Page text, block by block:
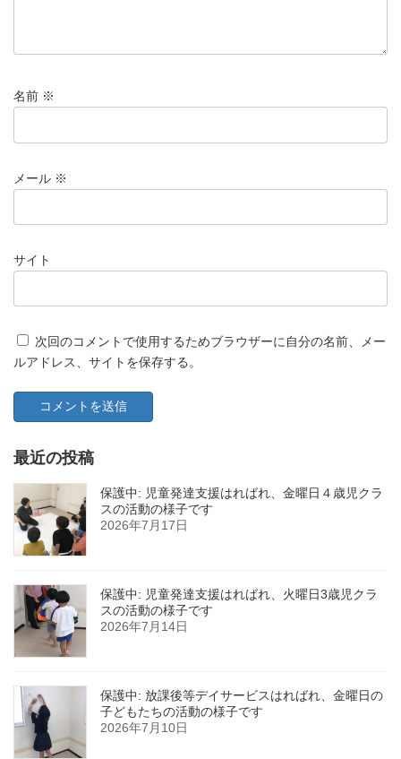
名前 ※
メール ※
サイト
次回のコメントで使用するためブラウザーに自分の名前、メー
ルアドレス、サイトを保存する。
最近の投稿
保護中: 児童発達支援はればれ、金曜日４歳児クラ
スの活動の様子です
2026年7月17日
保護中: 児童発達支援はればれ、火曜日3歳児クラ
スの活動の様子です
2026年7月14日
保護中: 放課後等デイサービスはればれ、金曜日の
子どもたちの活動の様子です
2026年7月10日